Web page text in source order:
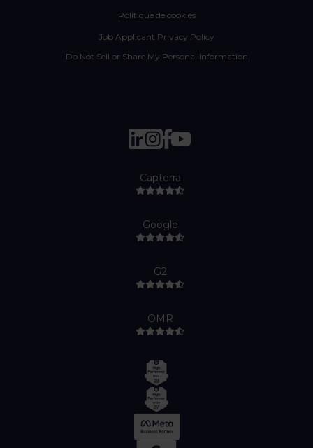
Politique de cookies
Job Applicant Privacy Policy
Do Not Sell or Share My Personal Information
Capterra
Google
G2
OMR